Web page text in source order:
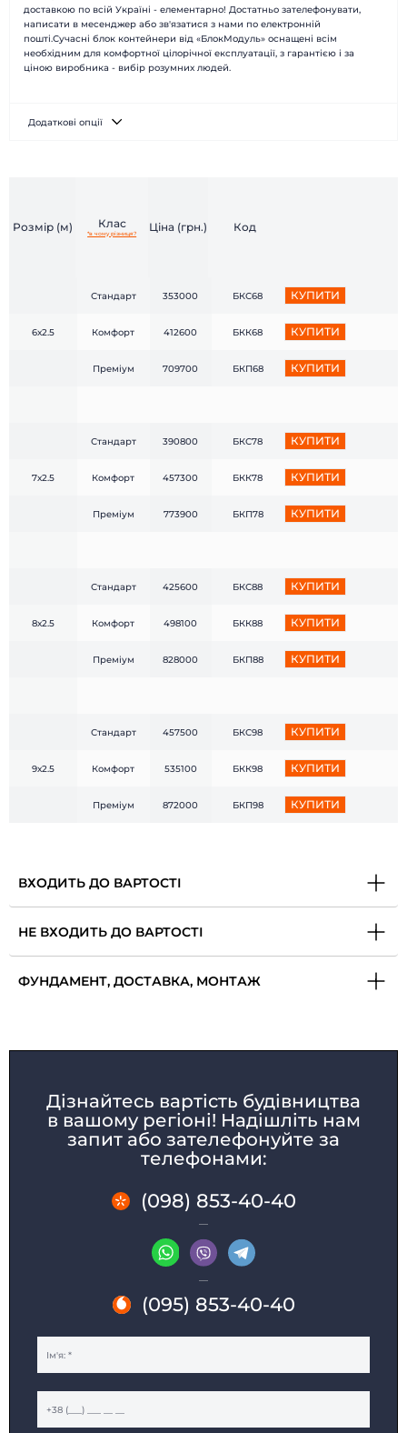
БУДИНКИ МОДУЛЬНІ
КАРКАСНІ БУДИНКИ
МОДУЛЬНІ ПРАЛЬНІ
КІОСКИ І ЛАРЬКИ
ГУРТОЖИТКИ
доставкою по всій Україні - елементарно! Достатньо зателефонувати,
написати в месенджер або зв'язатися з нами по електронній
пошті.Сучасні блок контейнери від «БлокМодуль» оснащені всім
необхідним для комфортної цілорічної експлуатації, з гарантією і за
ціною виробника - вибір розумних людей.
Додаткові опції
Розмір (м) Клас
*в чому різниця? Ціна (грн.) Код
Стандарт 353000 БКС68 КУПИТИ
6х2.5 Комфорт 412600 БКК68 КУПИТИ
Преміум 709700 БКП68 КУПИТИ
Стандарт 390800 БКС78 КУПИТИ
7х2.5 Комфорт 457300 БКК78 КУПИТИ
Преміум 773900 БКП78 КУПИТИ
Стандарт 425600 БКС88 КУПИТИ
8х2.5 Комфорт 498100 БКК88 КУПИТИ
Преміум 828000 БКП88 КУПИТИ
Стандарт 457500 БКС98 КУПИТИ
9х2.5 Комфорт 535100 БКК98 КУПИТИ
Преміум 872000 БКП98 КУПИТИ
ВХОДИТЬ ДО ВАРТОСТІ
НЕ ВХОДИТЬ ДО ВАРТОСТІ
ФУНДАМЕНТ, ДОСТАВКА, МОНТАЖ
Дізнайтесь вартість будівництва
в вашому регіоні! Надішліть нам
запит або зателефонуйте за
телефонами:
(098) 853-40-40
(095) 853-40-40